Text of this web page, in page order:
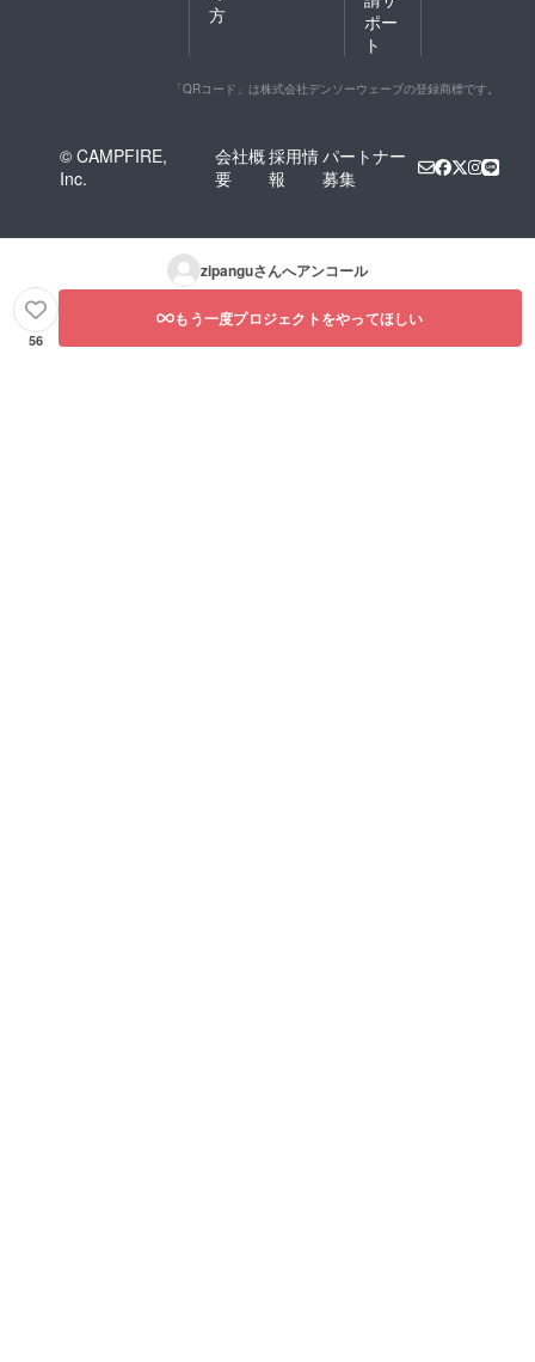
方
ポー
ト
「QRコード」は株式会社デンソーウェーブの登録商標です。
© CAMPFIRE,
Inc.
会社概
要
採用情
報
パートナー
募集
zipanguさんへアンコール
56
もう一度プロジェクトをやってほしい